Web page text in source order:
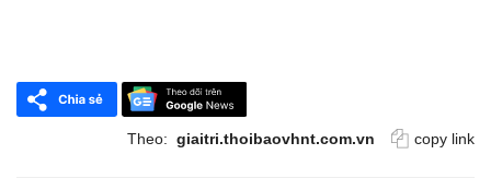
Theo: giaitri.thoibaovhnt.com.vn copy link